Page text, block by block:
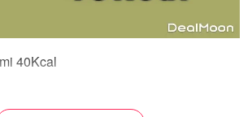
40Kcal